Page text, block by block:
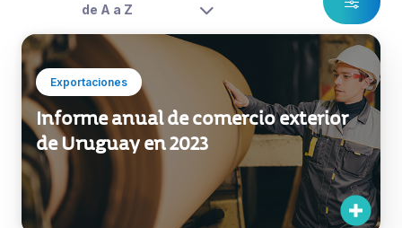
de A a Z
Exportaciones
Informe anual de comercio exterior
de Uruguay en 2023